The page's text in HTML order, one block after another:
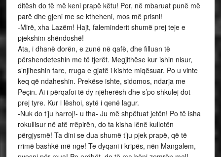
ditësh do të më keni prapë këtu! Por, në mbaruat punë më
parë dhe gjeni me se ktheheni, mos më prisni!
-Mirë, xha Lazëm! Hajt, faleminderit shumë prej teje e
pjekshim shëndoshë!
Ata, i dhanë dorën, e zunë në qafë, dhe filluan të
përshendeteshin me të tjerët. Megjithëse kur ishin nisur,
s’njiheshin fare, rruga e gjatë i kishte miqësuar. Po u vinte
keq që ndaheshin. Prekëse ishte, sidomos, ndarja me
Peçin. Ai i përqafoi të dy njëherësh dhe s’po shkulej dot
prej tyre. Kur i lëshoi, sytë i qenë lagur.
-Nuk do t’ju harroj!- u tha- Ju më shpëtuat jetën! Po të isha
rokullisur në atë rrëpirën, do ta kisha lënë kullotën
përgjysmë! Ta dini se dua shumë t’ju pjek prapë, që të
rrimë bashkë më nge! Te dyqani i kripës, nën Mangalem,